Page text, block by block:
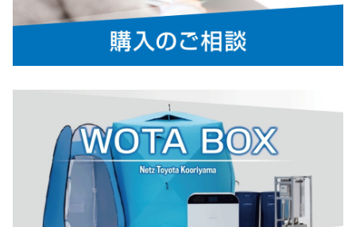
すさの向上」と「BEVならではの楽しさ
の追求」に加え、「内外装デザインの変更」を実施しています。
・急速充電時間を最短約28分に短縮 *2
・寒冷地での利便性を高めるバッテリープレコンディショニング機能
を搭載 *3
・新設定のトヨタ純正「6kW普通充電器」（ホワイト／ブラック）
を販売店装着オプションとして追加